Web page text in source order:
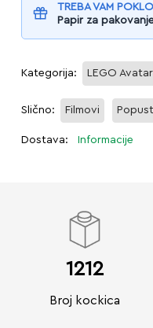
TREBA VAM
Papir za
Kategorija: LEGO Avatar
Slično: Filmovi Popust
Dostava: Informacije
1212
Broj kockica